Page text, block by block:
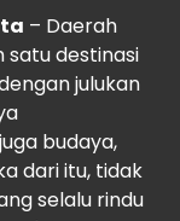
– Daerah
satu destinasi
julukan
budaya,
dari itu, tidak
selalu rindu